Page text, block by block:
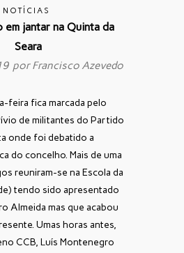
NOTÍCIAS
em jantar na Quinta da
Seara
porFrancisco Azevedo
feira fica marcada pelo
de militantes do Partido
onde foi debatido a
do concelho. Mais de uma
reuniram-se na Escola da
tendo sido apresentado
Almeida mas que acabou
Umas horas antes,
CCB, Luís Montenegro